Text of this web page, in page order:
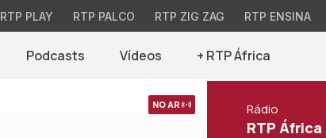
RTP PLAY RTP PALCO RTP ZIG ZAG RTP ENSINA
Podcasts Vídeos + RTP África
NO AR Rádio
RTP África